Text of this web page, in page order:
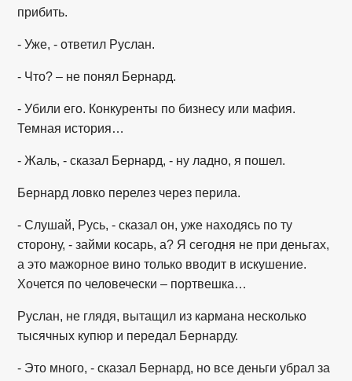
прибить.
- Уже, - ответил Руслан.
- Что? – не понял Бернард.
- Убили его. Конкуренты по бизнесу или мафия.
Темная история…
- Жаль, - сказал Бернард, - ну ладно, я пошел.
Бернард ловко перелез через перила.
- Слушай, Русь, - сказал он, уже находясь по ту
сторону, - займи косарь, а? Я сегодня не при деньгах,
а это мажорное вино только вводит в искушение.
Хочется по человечески – портвешка…
Руслан, не глядя, вытащил из кармана несколько
тысячных купюр и передал Бернарду.
- Это много, - сказал Бернард, но все деньги убрал за